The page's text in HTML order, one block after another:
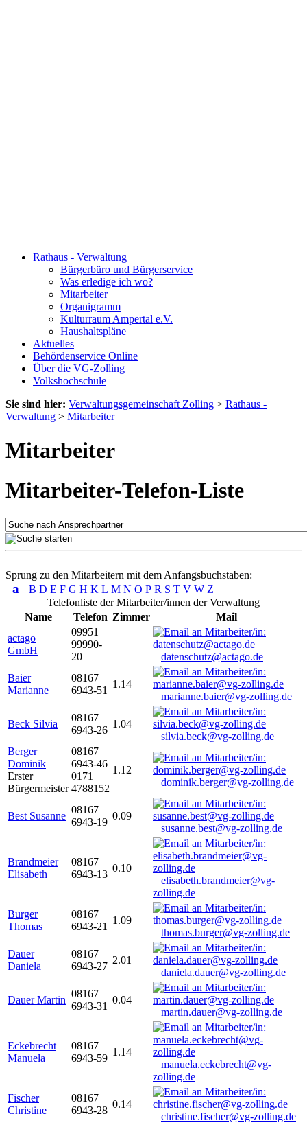
Rathaus - Verwaltung
Bürgerbüro und Bürgerservice
Was erledige ich wo?
Mitarbeiter
Organigramm
Kulturraum Ampertal e.V.
Haushaltspläne
Aktuelles
Behördenservice Online
Über die VG-Zolling
Volkshochschule
Sie sind hier: Verwaltungsgemeinschaft Zolling > Rathaus -
Verwaltung > Mitarbeiter
Mitarbeiter
Mitarbeiter-Telefon-Liste
Sprung zu den Mitarbeitern mit dem Anfangsbuchstaben:
a B D E F G H K L M N O P R S T V W Z
Telefonliste der Mitarbeiter/innen der Verwaltung
Name
Telefon Zimmer
Mail
actago
GmbH
09951
99990-
20
datenschutz@actago.de
Baier
Marianne
08167
6943-51
1.14
marianne.baier@vg-zolling.de
Beck Silvia
08167
6943-26
1.04
silvia.beck@vg-zolling.de
Berger
Dominik
Erster
Bürgermeister
08167
6943-46
0171
4788152
1.12
dominik.berger@vg-zolling.de
Best Susanne
08167
6943-19
0.09
susanne.best@vg-zolling.de
Brandmeier
Elisabeth
08167
6943-13
0.10
elisabeth.brandmeier@vg-
zolling.de
Burger
Thomas
08167
6943-21
1.09
thomas.burger@vg-zolling.de
Dauer
Daniela
08167
6943-27
2.01
daniela.dauer@vg-zolling.de
Dauer Martin
08167
6943-31
0.04
martin.dauer@vg-zolling.de
Eckebrecht
Manuela
08167
6943-59
1.14
manuela.eckebrecht@vg-
zolling.de
Fischer
Christine
08167
6943-28
0.14
christine.fischer@vg-zolling.de